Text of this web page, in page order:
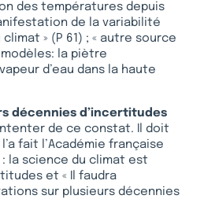
des températures depuis
de la variabilité
» (P 61) ; « autre source
la piètre
d’eau dans la haute
décennies d’incertitudes
de ce constat. Il doit
fait l’Académie française
: la science du climat est
et « Il faudra
sur plusieurs décennies